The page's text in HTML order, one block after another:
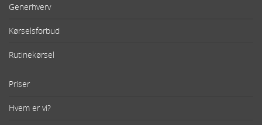
Generhverv
Kørselsforbud
Rutinekørsel
Priser
Hvem er vi?